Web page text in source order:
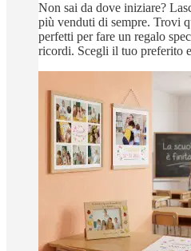
Non sai da dove iniziare?
più venduti di sempre. Trovi
perfetti per fare un regalo
ricordi. Scegli il tuo preferito